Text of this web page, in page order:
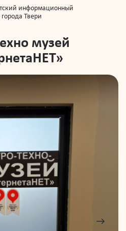
информационный
города Твери
музей